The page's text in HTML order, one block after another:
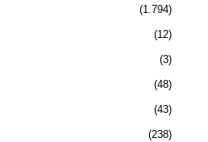
1.794
12
3
48
43
238